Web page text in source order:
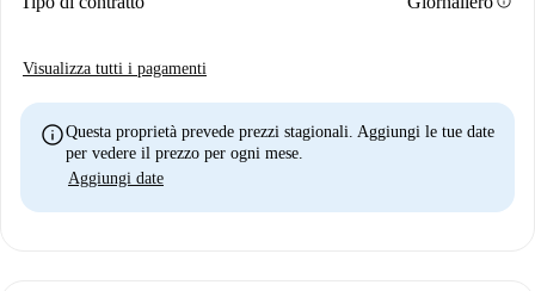
Visualizza tutti i pagamenti
infoQuesta proprietà prevede prezzi stagionali. Aggiungi le tue date
per vedere il prezzo per ogni mese.
Aggiungi date